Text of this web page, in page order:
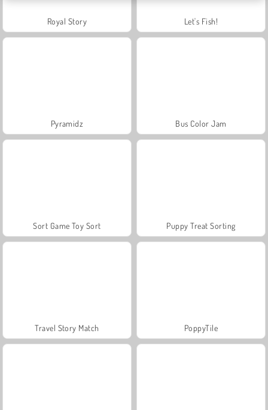
Royal Story Let's Fish!
Pyramidz Bus Color Jam
Sort Game Toy Sort Puppy Treat Sorting
Travel Story Match PoppyTile